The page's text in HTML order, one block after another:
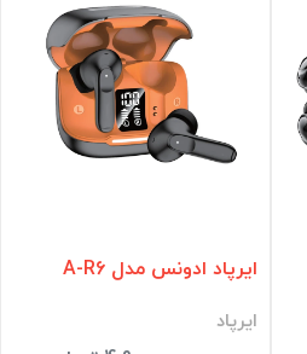
تومان
ایرپاد ادونس مدل A-R6
ایرپاد